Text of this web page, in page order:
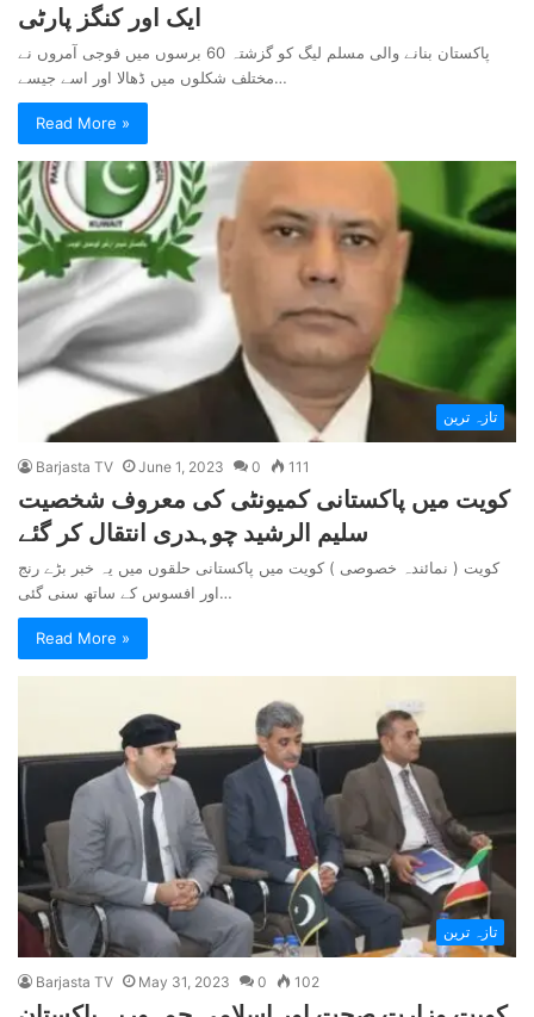
ایک اور کنگز پارٹی
پاکستان بنانے والی مسلم لیگ کو گزشتہ 60 برسوں میں فوجی آمروں نے
مختلف شکلوں میں ڈھالا اور اسے جیسے…
Read More »
تازہ ترین
Barjasta TV June 1, 2023 0 111
کویت میں پاکستانی کمیونٹی کی معروف شخصیت
سلیم الرشید چوہدری انتقال کر گئے
کویت ( نمائندہ خصوصی ) کویت میں پاکستانی حلقوں میں یہ خبر بڑے رنج
اور افسوس کے ساتھ سنی گئی…
Read More »
تازہ ترین
Barjasta TV May 31, 2023 0 102